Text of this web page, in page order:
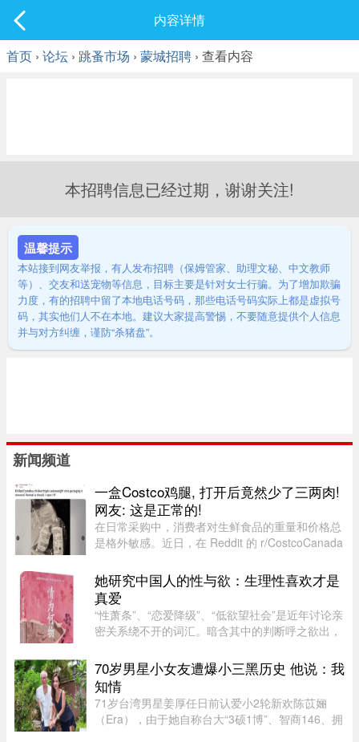
最新发表
内容详情
首页 › 论坛 › 跳蚤市场 › 蒙城招聘 › 查看内容
本招聘信息已经过期，谢谢关注!
温馨提示
本站接到网友举报，有人发布招聘（保姆管家、助理文秘、中文教师
等）、交友和送宠物等信息，目标主要是针对女士行骗。为了增加欺骗
力度，有的招聘中留了本地电话号码，那些电话号码实际上都是虚拟号
码，其实他们人不在本地。建议大家提高警惕，不要随意提供个人信息
并与对方纠缠，谨防“杀猪盘”。
新闻频道
一盒Costco鸡腿, 打开后竟然少了三两肉!
网友: 这是正常的!
在日常采购中，消费者对生鲜食品的重量和价格总
是格外敏感。近日，在 Reddit 的 r/CostcoCanada
Costco 购买的 Kirkland 无骨鸡腿肉，去掉包装后
称重，竟然比标签上的重量 ...
她研究中国人的性与欲：生理性喜欢才是
真爱
“性萧条”、“恋爱降级”、“低欲望社会”是近年讨论亲
密关系绕不开的词汇。暗含其中的判断呼之欲出，
学教授吴存存，却对这一普遍的直觉保持怀疑。她
认为，欲望绝不会 ...
70岁男星小女友遭爆小三黑历史 他说：我
知情
71岁台湾男星姜厚任日前认爱小2轮新欢陈苡㛤
（Era），由于她自称台大“3硕1博”、智商146、拥